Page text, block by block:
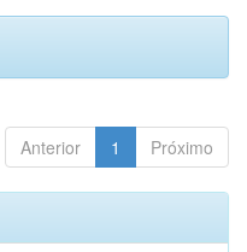
Anterior 1 Próximo